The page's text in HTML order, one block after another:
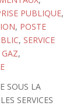
PUBLIQUE,
, POSTE
, SERVICE
,
SOUS LA
SERVICES